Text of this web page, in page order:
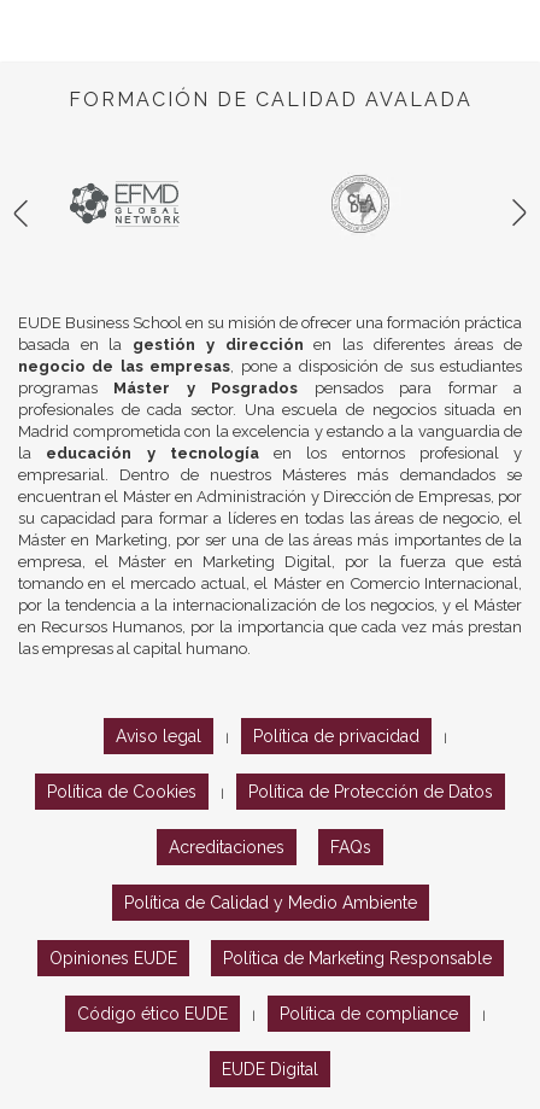
FORMACIÓN DE CALIDAD AVALADA
EUDE Business School en su misión de ofrecer una formación práctica
basada en la gestión y dirección en las diferentes áreas de
negocio de las empresas, pone a disposición de sus estudiantes
programas Máster y Posgrados pensados para formar a
profesionales de cada sector. Una escuela de negocios situada en
Madrid comprometida con la excelencia y estando a la vanguardia de
la educación y tecnologíaen los entornos profesional y
empresarial. Dentro de nuestros Másteres más demandados se
encuentran el Máster en Administración y Dirección de Empresas, por
su capacidad para formar a líderes en todas las áreas de negocio, el
Máster en Marketing, por ser una de las áreas más importantes de la
empresa, el Máster en Marketing Digital, por la fuerza que está
tomando en el mercado actual, el Máster en Comercio Internacional,
por la tendencia a la internacionalización de los negocios, y el Máster
en Recursos Humanos, por la importancia que cada vez más prestan
las empresas al capital humano.
Aviso legal Política de privacidad
Política de Cookies Política de Protección de Datos
Acreditaciones FAQs
Política de Calidad y Medio Ambiente
Opiniones EUDE Política de Marketing Responsable
Código ético EUDE Política de compliance
EUDE Digital